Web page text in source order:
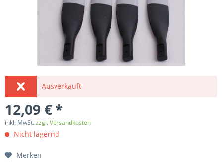
Ausverkauft
12,09 € *
inkl. MwSt.zzgl. Versandkosten
Nicht lagernd
Merken